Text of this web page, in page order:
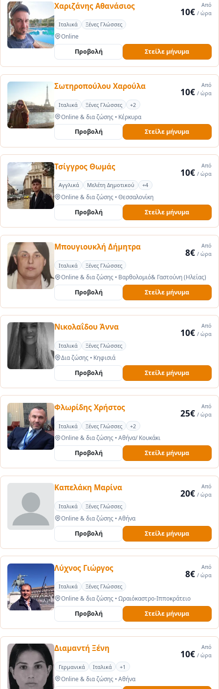
Χαριζάνης Αθανάσιος Από
10€ / ώρα
Ιταλικά
Ξένες Γλώσσες
Online
Προβολή Στείλε μήνυμα
Σωτηροπούλου Χαρούλα Από
10€ / ώρα
Ιταλικά
Ξένες Γλώσσες +2
Online & δια ζώσης •Κέρκυρα
Προβολή Στείλε μήνυμα
Τσίγγρος Θωμάς Από
10€ / ώρα
Αγγλικά
Μελέτη Δημοτικού +4
Online & δια ζώσης •Θεσσαλονίκη
Προβολή Στείλε μήνυμα
Μπουγιουκλή Δήμητρα Από
8€ / ώρα
Ιταλικά
Ξένες Γλώσσες
Online & δια ζώσης •Βαρθολομιό& Γαστούνη (Ηλείας)
Προβολή Στείλε μήνυμα
Νικολαΐδου Άννα Από
10€ / ώρα
Ιταλικά
Ξένες Γλώσσες
Δια ζώσης •Κηφισιά
Προβολή Στείλε μήνυμα
Φλωρίδης Χρήστος Από
25€ / ώρα
Ιταλικά
Ξένες Γλώσσες +2
Online & δια ζώσης •Αθήνα/ Κουκάκι
Προβολή Στείλε μήνυμα
Καπελάκη Μαρίνα Από
20€ / ώρα
Ιταλικά
Ξένες Γλώσσες
Online & δια ζώσης •Αθήνα
Προβολή Στείλε μήνυμα
Λύχνος Γιώργος Από
8€ / ώρα
Ιταλικά
Ξένες Γλώσσες
Online & δια ζώσης •Ωραιόκαστρο-Ιπποκράτειο
Προβολή Στείλε μήνυμα
Διαμαντή Ξένη Από
10€ / ώρα
Γερμανικά
Ιταλικά +1
Online & δια ζώσης •Αθήνα